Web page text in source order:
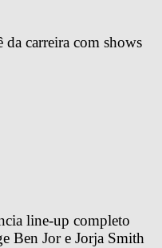
carreira com shows
line-up completo
Ben Jor e Jorja Smith